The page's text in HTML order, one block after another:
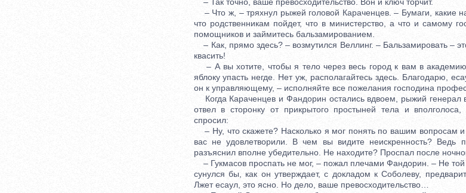
– Так точно, ваше превосходительство. Вон и ключ торчит.
– Что ж, – тряхнул рыжей головой Караченцев. – Бумаги, какие
что родственникам пойдет, что в министерство, а что и самому
помощников и займитесь бальзамированием.
– Как, прямо здесь? – возмутился Веллинг. – Бальзамировать –
квасить!
– А вы хотите, чтобы я тело через весь город к вам в
яблоку упасть негде. Нет уж, располагайтесь здесь. Благодарю,
он к управляющему, – исполняйте все пожелания господина
Когда Караченцев и Фандорин остались вдвоем, рыжий генерал
отвел в сторонку от прикрытого простыней тела и
спросил:
– Ну, что скажете? Насколько я мог понять по вашим вопросам
вас не удовлетворили. В чем вы видите неискренность? Ведь
разъяснил вполне убедительно. Не находите? Проспал после
– Гукмасов проспать не мог, – пожал плечами Фандорин. – Не той
сунулся бы, как он утверждает, с докладом к Соболеву,
Лжет есаул, это ясно. Но дело, ваше превосходительство…